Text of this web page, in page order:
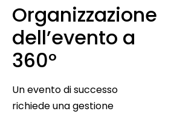
Organizzazione
dell’evento a
360°
Un evento di successo
richiede una gestione